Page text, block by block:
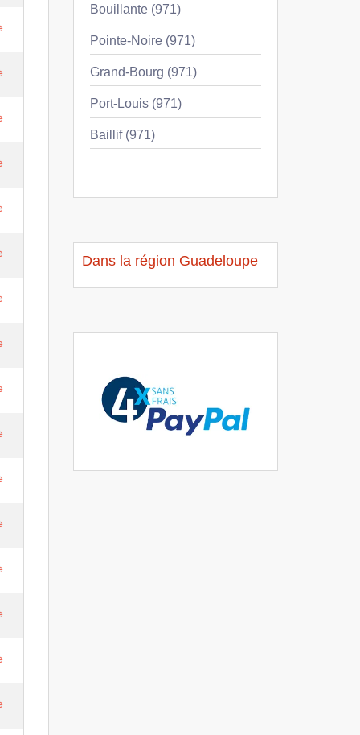
Bouillante (971)
Pointe-Noire (971)
Grand-Bourg (971)
Port-Louis (971)
Baillif (971)
Dans la région Guadeloupe